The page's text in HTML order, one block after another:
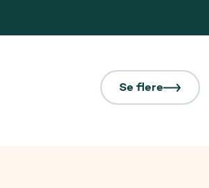
Se flere